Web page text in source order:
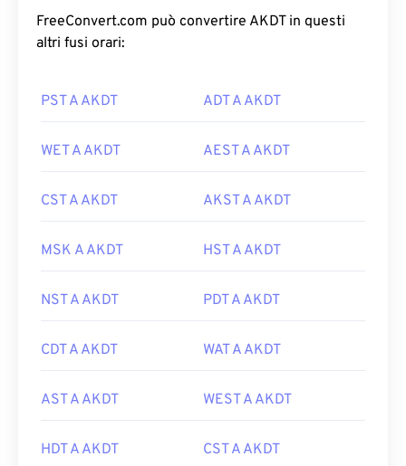
FreeConvert.com può convertire AKDT in questi
altri fusi orari:
PST A AKDT ADT A AKDT
WET A AKDT AEST A AKDT
CST A AKDT AKST A AKDT
MSK A AKDT HST A AKDT
NST A AKDT PDT A AKDT
CDT A AKDT WAT A AKDT
AST A AKDT WEST A AKDT
HDT A AKDT CST A AKDT